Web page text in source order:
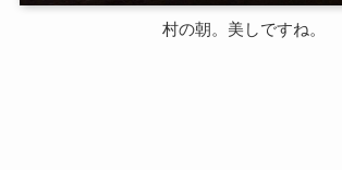
村の朝。美しですね。